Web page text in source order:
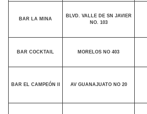
BAR LA MINA
BLVD. VALLE DE SN JAVIER
NO. 103
BAR COCKTAIL MORELOS NO 403
BAR EL CAMPEÓN II AV GUANAJUATO NO 20